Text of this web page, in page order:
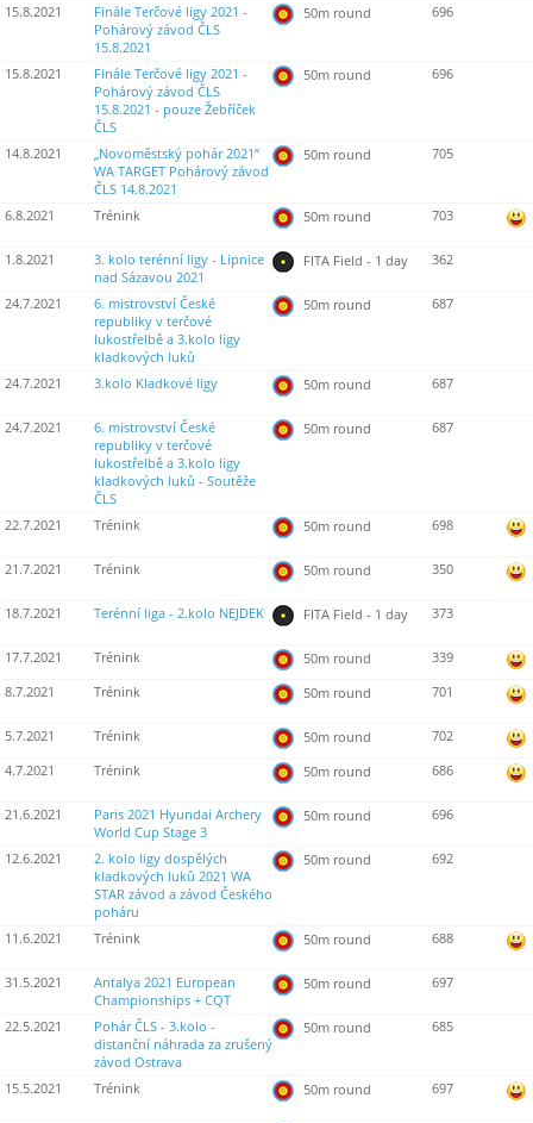
15.8.2021
Finále Terčové ligy 2021 -
Pohárový závod ČLS
15.8.2021
50m round 696
15.8.2021
Finále Terčové ligy 2021 -
Pohárový závod ČLS
15.8.2021 - pouze Žebříček
ČLS
50m round 696
14.8.2021
„Novoměstský pohár 2021“
WA TARGET Pohárový závod
ČLS 14.8.2021
50m round 705
6.8.2021 Trénink 50m round 703
1.8.2021
3. kolo terénní ligy - Lipnice
nad Sázavou 2021
FITA Field - 1 day 362
24.7.2021
6. mistrovství České
republiky v terčové
lukostřelbě a 3.kolo ligy
kladkových luků
50m round 687
24.7.2021 3.kolo Kladkové ligy 50m round 687
24.7.2021
6. mistrovství České
republiky v terčové
lukostřelbě a 3.kolo ligy
kladkových luků - Soutěže
ČLS
50m round 687
22.7.2021 Trénink 50m round 698
21.7.2021 Trénink 50m round 350
18.7.2021 Terénní liga - 2.kolo NEJDEK FITA Field - 1 day 373
17.7.2021 Trénink 50m round 339
8.7.2021 Trénink 50m round 701
5.7.2021 Trénink 50m round 702
4.7.2021 Trénink 50m round 686
21.6.2021
Paris 2021 Hyundai Archery
World Cup Stage 3
50m round 696
12.6.2021
2. kolo ligy dospělých
kladkových luků 2021 WA
STAR závod a závod Českého
poháru
50m round 692
11.6.2021 Trénink 50m round 688
31.5.2021
Antalya 2021 European
Championships + CQT
50m round 697
22.5.2021
Pohár ČLS - 3.kolo -
distanční náhrada za zrušený
závod Ostrava
50m round 685
15.5.2021 Trénink 50m round 697